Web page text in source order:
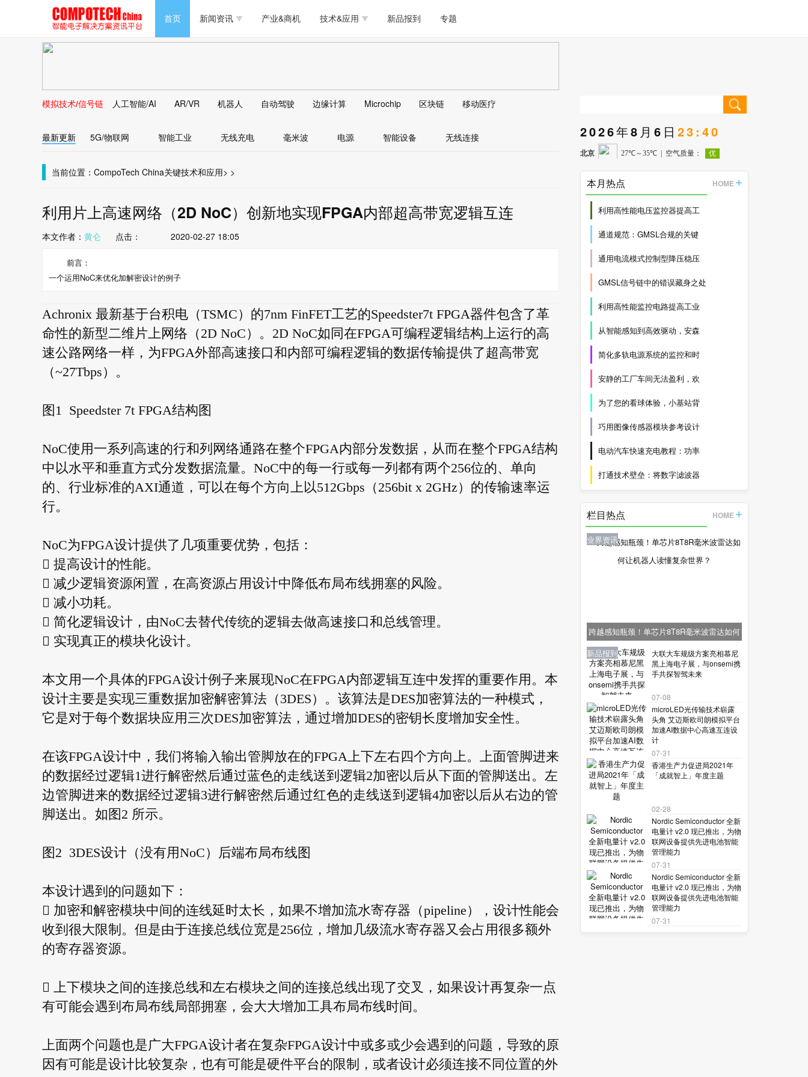
首页 新闻资讯
新能源 人工智能 安防监控
马达电机技术 物联网 模拟技术/信号链
大数据/云
产业&商机 技术&应用
安全 可穿戴
AI/人工智能
新品报到 专题
PC/周边 软件/工具 医疗电子
马达电机技术 物联网 模拟技术/信号链
大数据/云 边缘计算
存储 无线连接 LED
DLP AI/人工智能 传感器技术
AR/VR/图像/3D 电源技术/信号链 接口
模拟技术/信号链 人工智能/AI AR/VR 机器人 自动驾驶 边缘计算 Microchip 区块链 移动医疗
最新更新 5G/物联网 智能工业 无线充电 毫米波 电源 智能设备 无线连接
当前位置： CompoTech China >
关键技术和应用 >
利用片上高速网络（2D NoC）创新地实现FPGA内部超高带宽逻辑互连
本文作者： 黄仑 点击： 2020-02-27 18:05
前言：
一个运用NoC来优化加解密设计的例子
Achronix 最新基于台积电（TSMC）的7nm FinFET工艺的Speedster7t FPGA器件包含了革
命性的新型二维片上网络（2D NoC）。2D NoC如同在FPGA可编程逻辑结构上运行的高
速公路网络一样，为FPGA外部高速接口和内部可编程逻辑的数据传输提供了超高带宽
（~27Tbps）。
图1 Speedster 7t FPGA结构图
NoC使用一系列高速的行和列网络通路在整个FPGA内部分发数据，从而在整个FPGA结构
中以水平和垂直方式分发数据流量。NoC中的每一行或每一列都有两个256位的、单向
的、行业标准的AXI通道，可以在每个方向上以512Gbps（256bit x 2GHz）的传输速率运
行。
NoC为FPGA设计提供了几项重要优势，包括：
 提高设计的性能。
 减少逻辑资源闲置，在高资源占用设计中降低布局布线拥塞的风险。
 减小功耗。
 简化逻辑设计，由NoC去替代传统的逻辑去做高速接口和总线管理。
 实现真正的模块化设计。
本文用一个具体的FPGA设计例子来展现NoC在FPGA内部逻辑互连中发挥的重要作用。本
设计主要是实现三重数据加密解密算法（3DES）。该算法是DES加密算法的一种模式，
它是对于每个数据块应用三次DES加密算法，通过增加DES的密钥长度增加安全性。
在该FPGA设计中，我们将输入输出管脚放在的FPGA上下左右四个方向上。上面管脚进来
的数据经过逻辑1进行解密然后通过蓝色的走线送到逻辑2加密以后从下面的管脚送出。左
边管脚进来的数据经过逻辑3进行解密然后通过红色的走线送到逻辑4加密以后从右边的管
脚送出。如图2 所示。
图2 3DES设计（没有用NoC）后端布局布线图
本设计遇到的问题如下：
 加密和解密模块中间的连线延时太长，如果不增加流水寄存器（pipeline），设计性能会
收到很大限制。但是由于连接总线位宽是256位，增加几级流水寄存器又会占用很多额外
的寄存器资源。
 上下模块之间的连接总线和左右模块之间的连接总线出现了交叉，如果设计再复杂一点
有可能会遇到布局布线局部拥塞，会大大增加工具布局布线时间。
上面两个问题也是广大FPGA设计者在复杂FPGA设计中或多或少会遇到的问题，导致的原
因有可能是设计比较复杂，也有可能是硬件平台的限制，或者设计必须连接不同位置的外
2026年8月6日 23:40
本月热点 HOME
利用高性能电压监控器提高工
通道规范：GMSL合规的关键
通用电流模式控制型降压稳压
GMSL信号链中的错误藏身之处
利用高性能监控电路提高工业
从智能感知到高效驱动，安森
简化多轨电源系统的监控和时
安静的工厂车间无法盈利，欢
为了您的看球体验，小基站背
巧用图像传感器模块参考设计
电动汽车快速充电教程：功率
打通技术壁垒：将数字滤波器
栏目热点 HOME
业界资讯
跨越感知瓶颈！单芯片8T8R毫米波雷达如何
让机器人读懂复杂世界？
业界资讯
大联大车规级方案亮相慕尼
黑上海电子展，与onsemi携
手共探智驾未来
07-08
业界资讯
microLED光传输技术崭露
头角 艾迈斯欧司朗模拟平台
加速AI数据中心高速互连设
计
07-31
业界资讯
香港生产力促进局2021年
「成就智上」年度主题
02-28
新品报到
Nordic Semiconductor 全新
电量计 v2.0 现已推出，为物
联网设备提供先进电池智能
管理能力
07-31
新品报到
Nordic Semiconductor 全新
电量计 v2.0 现已推出，为物
联网设备提供先进电池智能
管理能力
07-31